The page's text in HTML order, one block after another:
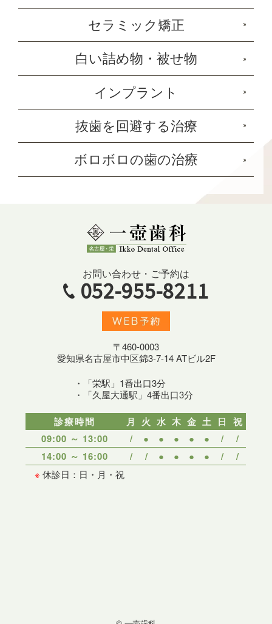
セラミック矯正
白い詰め物・被せ物
インプラント
抜歯を回避する治療
ボロボロの歯の治療
お問い合わせ・ご予約は
052-955-8211
〒460-0003
愛知県名古屋市中区錦3-7-14 ATビル2F
・「栄駅」1番出口3分
・「久屋大通駅」4番出口3分
診療時間 月 火 水 木 金 土 日 祝
09:00 ～ 13:00
/ ● ● ● ● ● /
/
14:00 ～ 16:00
/ / ● ● ● ● / /
※ 休診日：日・月・祝